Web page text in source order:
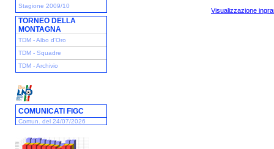
Stagione 2009/10
TORNEO DELLA
MONTAGNA
TDM - Albo d'Oro
TDM - Squadre
TDM - Archivio
COMUNICATI FIGC
Comun. del 24/07/2026
Visualizzazione